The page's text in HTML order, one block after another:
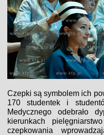
Czepki są symbolem ich
170 studentek i
Medycznego odebrało
kierunkach
czepkowania